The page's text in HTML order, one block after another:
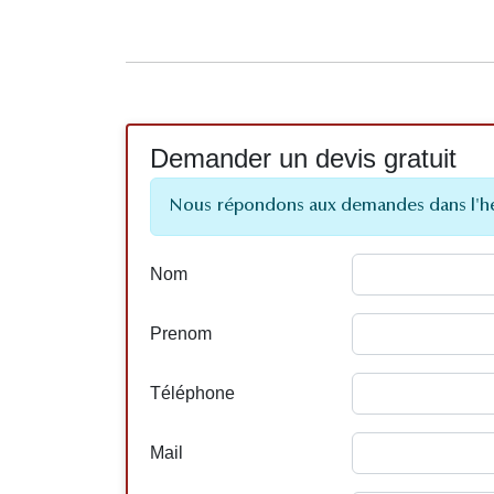
Demander un devis gratuit
Nous répondons aux demandes dans
Nom
Prenom
Téléphone
Mail